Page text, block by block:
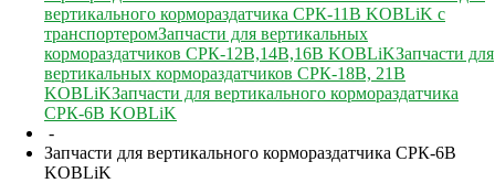
вертикального кормораздатчика СРК-11В KOBLiK с
транспортеромЗапчасти для вертикальных
кормораздатчиков СРК-12В,14В,16В KOBLiKЗапчасти для
вертикальных кормораздатчиков СРК-18В, 21В
KOBLiKЗапчасти для вертикального кормораздатчика
СРК-6В KOBLiK
-
Запчасти для вертикального кормораздатчика СРК-6В
KOBLiK